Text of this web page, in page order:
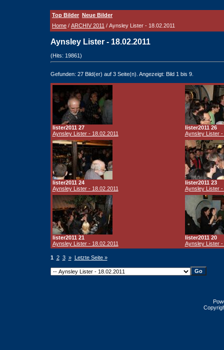
Top Bilder Neue Bilder
Home / ARCHIV 2011 / Aynsley Lister - 18.02.2011
Aynsley Lister - 18.02.2011
(Hits: 19861)
Gefunden: 27 Bild(er) auf 3 Seite(n). Angezeigt: Bild 1 bis 9.
lister2011 27
Aynsley Lister - 18.02.2011
lister2011 26
Aynsley Lister -
lister2011 24
Aynsley Lister - 18.02.2011
lister2011 23
Aynsley Lister -
lister2011 21
Aynsley Lister - 18.02.2011
lister2011 20
Aynsley Lister -
1 2 3 » Letzte Seite »